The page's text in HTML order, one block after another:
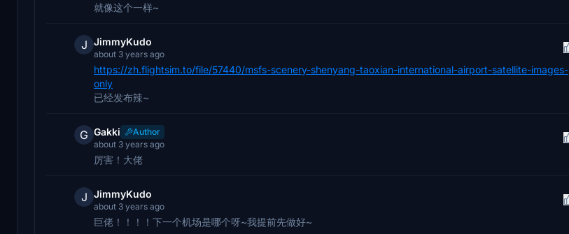
就像这个一样~
J JimmyKudo
about 3 years ago
https://zh.flightsim.to/file/57440/msfs-scenery-shenyang-taoxian-international-airport-satellite-images-
only
已经发布辣~
G Gakki
Author
about 3 years ago
厉害！大佬
J JimmyKudo
about 3 years ago
巨佬！！！！下一个机场是哪个呀~我提前先做好~